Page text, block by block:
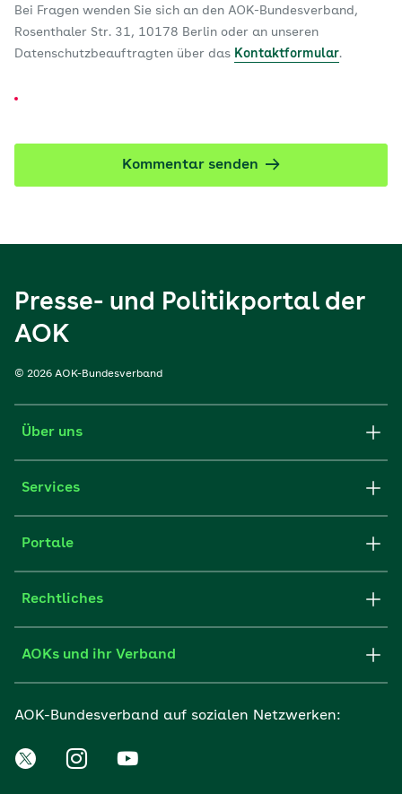
Bei Fragen wenden Sie sich an den AOK-Bundesverband,
Rosenthaler Str. 31, 10178 Berlin oder an unseren
Datenschutzbeauftragten über das Kontaktformular.
Kommentar senden
Presse- und Politikportal der
AOK
© 2026 AOK-Bundesverband
Über uns
Services
Portale
Rechtliches
AOKs und ihr Verband
AOK-Bundesverband auf sozialen Netzwerken: